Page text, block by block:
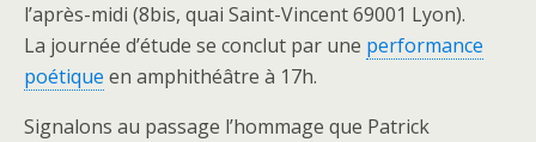
l’après-midi (8bis, quai Saint-Vincent 69001 Lyon).
La journée d’étude se conclut par une performance
poétique en amphithéâtre à 17h.
Signalons au passage l’hommage que Patrick